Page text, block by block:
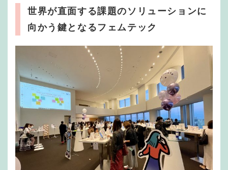
世界が直面する課題のソリューションに
向かう鍵となるフェムテック